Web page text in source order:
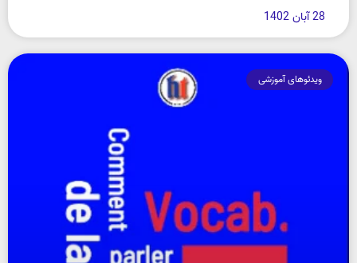
28 آبان 1402
ویدئوهای آموزشی